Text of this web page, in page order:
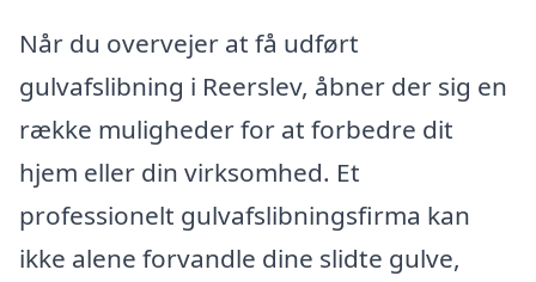
Når du overvejer at få udført
gulvafslibning i Reerslev, åbner der sig en
række muligheder for at forbedre dit
hjem eller din virksomhed. Et
professionelt gulvafslibningsfirma kan
ikke alene forvandle dine slidte gulve,